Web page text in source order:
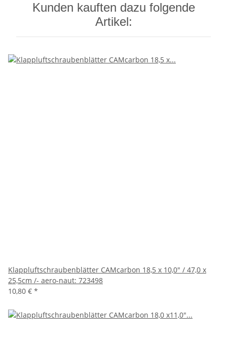
Kunden kauften dazu folgende
Artikel:
Klappluftschraubenblätter CAMcarbon 18,5 x 10,0" / 47,0 x
25,5cm /- aero-naut: 723498
10,80 € *